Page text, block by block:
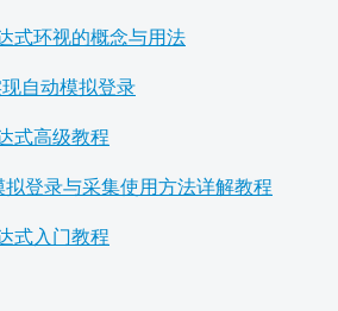
式环视的概念与用法
自动模拟登录
式高级教程
拟登录与采集使用方法详解教程
式入门教程